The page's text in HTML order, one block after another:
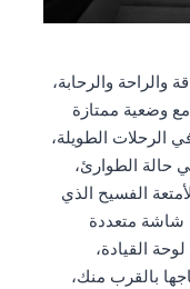
سيارة يارس 2023 بالأناقة والراحة والرحابة،
وضعية ممتازة
الرحلات الطويلة،
حالة الطوارئ،
الفسيح الذي
شاشة متعددة
القيادة،
بالقرب منك،